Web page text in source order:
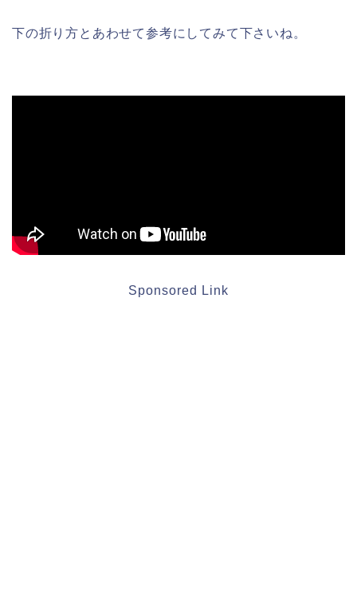
下の折り方とあわせて参考にしてみて下さいね。
Sponsored Link